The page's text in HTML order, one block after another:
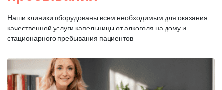
Наши клиники оборудованы всем необходимым для оказания
качественной услуги капельницы от алкоголя на дому и
стационарного пребывания пациентов